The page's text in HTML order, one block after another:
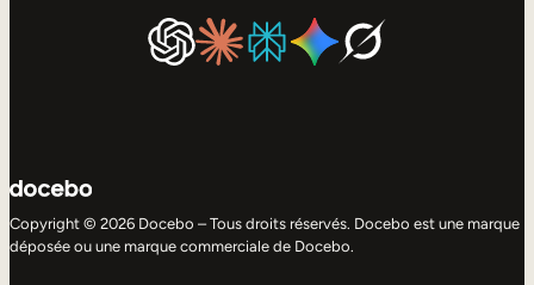
Copyright © 2026 Docebo – Tous droits réservés. Docebo est une marque
déposée ou une marque commerciale de Docebo.